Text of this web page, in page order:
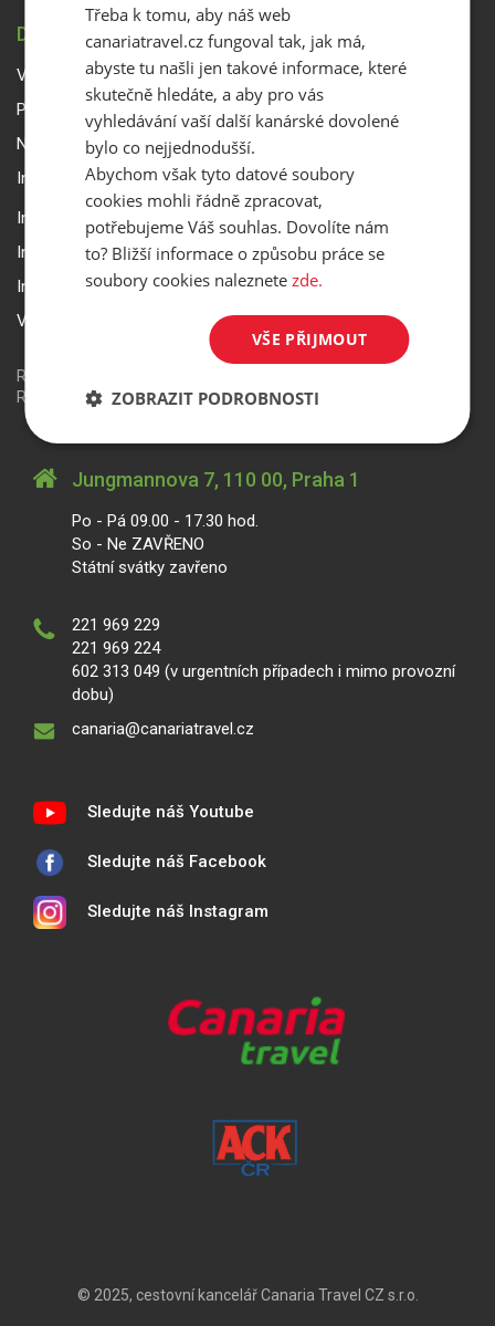
DŮLEŽITÉ INFORMACE
Všeobecné smluvní podmínky a reklamační řád
Přepravní podmínky Smartwings
Nastavení a ochrana soukromí
Informace k rezervaci zájezdu
Informace k pojištění
Informace k letecké přepravě
Informace k ubytování a pobytu
Volitelné doplňkové služby
Redakční systém
RealizaceMagicWare
Jungmannova 7, 110 00, Praha 1
Po - Pá 09.00 - 17.30 hod.
So - Ne ZAVŘENO
Státní svátky zavřeno
221 969 229
221 969 224
602 313 049 (v urgentních případech i mimo provozní
dobu)
canaria@canariatravel.cz
Sledujte náš Youtube
Sledujte náš Facebook
Sledujte náš Instagram
© 2025, cestovní kancelář Canaria Travel CZ s.r.o.
Třeba k tomu, aby náš web
canariatravel.cz fungoval tak, jak má,
abyste tu našli jen takové informace, které
skutečně hledáte, a aby pro vás
vyhledávání vaší další kanárské dovolené
bylo co nejjednodušší.
Abychom však tyto datové soubory
cookies mohli řádně zpracovat,
potřebujeme Váš souhlas. Dovolíte nám
to? Bližší informace o způsobu práce se
soubory cookies naleznetezde.
VŠE PŘIJMOUT
ZOBRAZIT PODROBNOSTI